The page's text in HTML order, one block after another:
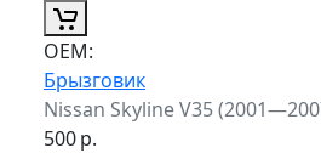
ОЕМ:
Брызговик
Nissan Skyline V35
500р.